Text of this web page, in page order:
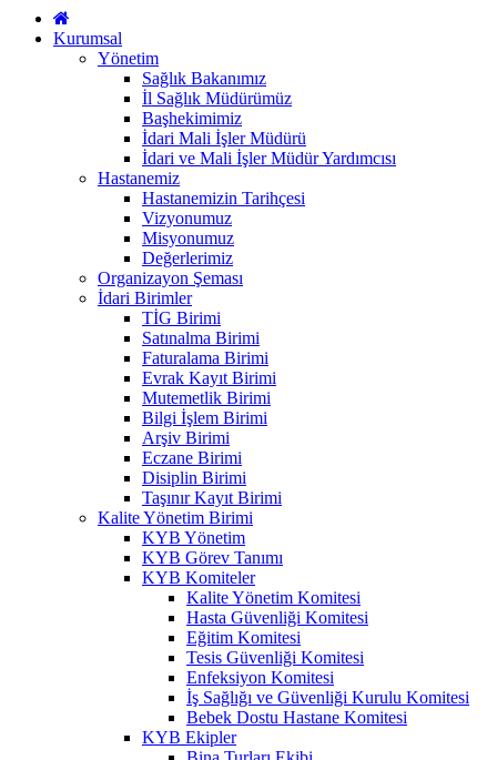
Kurumsal
Yönetim
Sağlık Bakanımız
İl Sağlık Müdürümüz
Başhekimimiz
İdari Mali İşler Müdürü
İdari ve Mali İşler Müdür Yardımcısı
Hastanemiz
Hastanemizin Tarihçesi
Vizyonumuz
Misyonumuz
Değerlerimiz
Organizayon Şeması
İdari Birimler
TİG Birimi
Satınalma Birimi
Faturalama Birimi
Evrak Kayıt Birimi
Mutemetlik Birimi
Bilgi İşlem Birimi
Arşiv Birimi
Eczane Birimi
Disiplin Birimi
Taşınır Kayıt Birimi
Kalite Yönetim Birimi
KYB Yönetim
KYB Görev Tanımı
KYB Komiteler
Kalite Yönetim Komitesi
Hasta Güvenliği Komitesi
Eğitim Komitesi
Tesis Güvenliği Komitesi
Enfeksiyon Komitesi
İş Sağlığı ve Güvenliği Kurulu Komitesi
Bebek Dostu Hastane Komitesi
KYB Ekipler